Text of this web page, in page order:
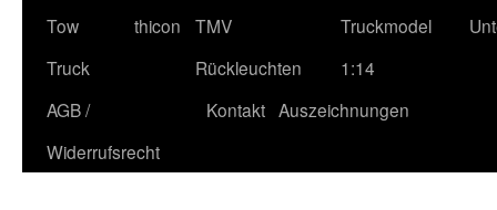
Tow
Truck
thicon
TMV
Rückleuchten
Truckmodel
1:14
AGB /
Widerrufsrecht
Kontakt Auszeichnungen